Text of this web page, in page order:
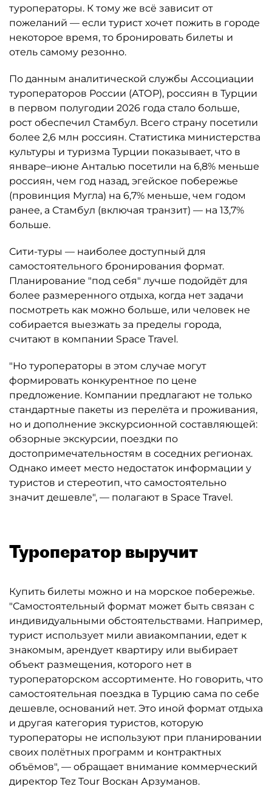
туроператоры. К тому же всё зависит от
пожеланий — если турист хочет пожить в городе
некоторое время, то бронировать билеты и
отель самому резонно.
По данным аналитической службы Ассоциации
туроператоров России (АТОР), россиян в Турции
в первом полугодии 2026 года стало больше,
рост обеспечил Стамбул. Всего страну посетили
более 2,6 млн россиян. Статистика министерства
культуры и туризма Турции показывает, что в
январе–июне Анталью посетили на 6,8% меньше
россиян, чем год назад, эгейское побережье
(провинция Мугла) на 6,7% меньше, чем годом
ранее, а Стамбул (включая транзит) — на 13,7%
больше.
Сити-туры — наиболее доступный для
самостоятельного бронирования формат.
Планирование "под себя" лучше подойдёт для
более размеренного отдыха, когда нет задачи
посмотреть как можно больше, или человек не
собирается выезжать за пределы города,
считают в компании Space Travel.
"Но туроператоры в этом случае могут
формировать конкурентное по цене
предложение. Компании предлагают не только
стандартные пакеты из перелёта и проживания,
но и дополнение экскурсионной составляющей:
обзорные экскурсии, поездки по
достопримечательностям в соседних регионах.
Однако имеет место недостаток информации у
туристов и стереотип, что самостоятельно
значит дешевле", — полагают в Space Travel.
Туроператор выручит
Купить билеты можно и на морское побережье.
"Самостоятельный формат может быть связан с
индивидуальными обстоятельствами. Например,
турист использует мили авиакомпании, едет к
знакомым, арендует квартиру или выбирает
объект размещения, которого нет в
туроператорском ассортименте. Но говорить, что
самостоятельная поездка в Турцию сама по себе
дешевле, оснований нет. Это иной формат отдыха
и другая категория туристов, которую
туроператоры не используют при планировании
своих полётных программ и контрактных
объёмов", — обращает внимание коммерческий
директор Tez Tour Воскан Арзуманов.